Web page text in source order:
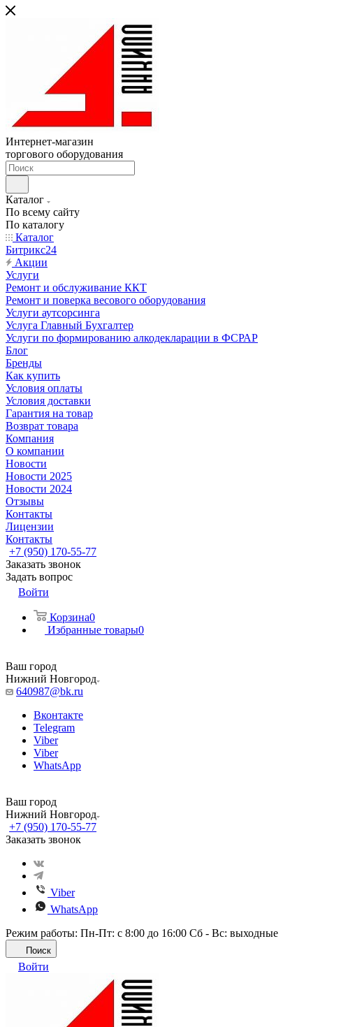
Интернет-магазин
торгового оборудования
Каталог
По всему сайту
По каталогу
Каталог
Битрикс24
Акции
Услуги
Ремонт и обслуживание ККТ
Ремонт и поверка весового оборудования
Услуги аутсорсинга
Услуга Главный Бухгалтер
Услуги по формированию алкодекларации в ФСРАР
Блог
Бренды
Как купить
Условия оплаты
Условия доставки
Гарантия на товар
Возврат товара
Компания
О компании
Новости
Новости 2025
Новости 2024
Отзывы
Контакты
Лицензии
Контакты
+7 (950) 170-55-77
Заказать звонок
Задать вопрос
Войти
Корзина0
Избранные товары0
Ваш город
Нижний Новгород
640987@bk.ru
Вконтакте
Telegram
Viber
Viber
WhatsApp
Ваш город
Нижний Новгород
+7 (950) 170-55-77
Заказать звонок
Viber
WhatsApp
Режим работы: Пн-Пт: с 8:00 до 16:00 Сб - Вс: выходные
Поиск
Войти